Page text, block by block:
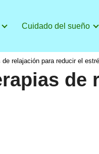
Cuidado del sueño
relajación para reducir el
de